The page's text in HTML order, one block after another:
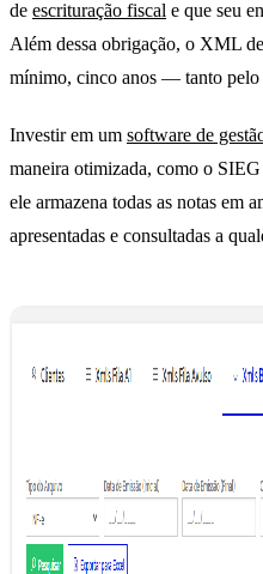
de escrituração fiscal e que seu
Além dessa obrigação, o XML
mínimo, cinco anos — tanto pelo
Investir em um software de
maneira otimizada, como o
ele armazena todas as notas em
apresentadas e consultadas a